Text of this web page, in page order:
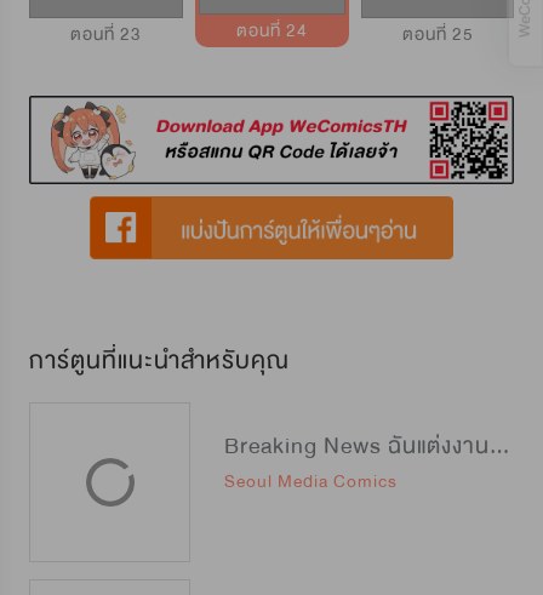
ตอนที่ 23 ตอนที่ 24 ตอนที่ 25
การ์ตูนที่แนะนำสำหรับคุณ
Breaking News ฉันแต่งงานกับท่านดยุก
Seoul Media Comics